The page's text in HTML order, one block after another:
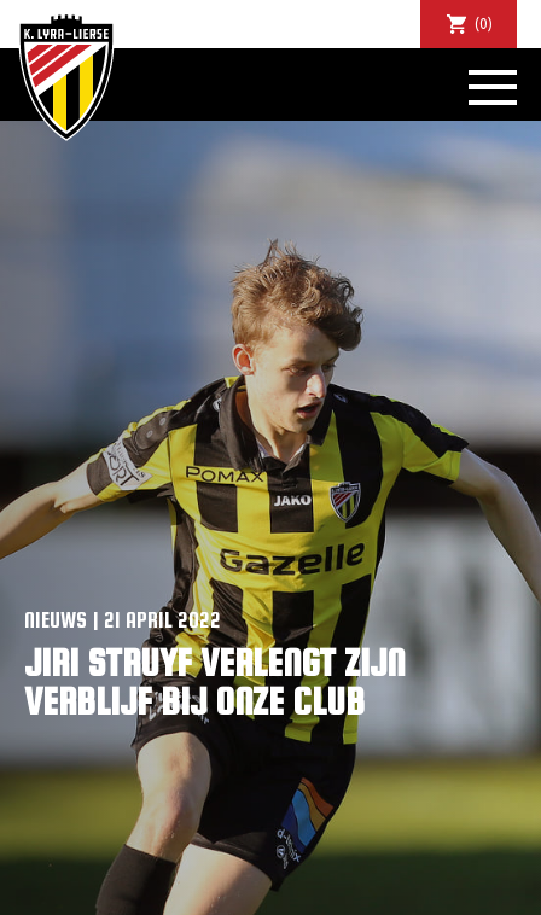
(0)
NIEUWS | 21 APRIL 2022
JIRI STRUYF VERLENGT ZIJN
VERBLIJF BIJ ONZE CLUB
NIEUWS
DE CLUB
SPORTIEF
SUPPORTERS
JEUGD
MATCHDINERS
CLUBAPP
FANSHOP
FAQ
VACATURES
CONTACTEER ONS